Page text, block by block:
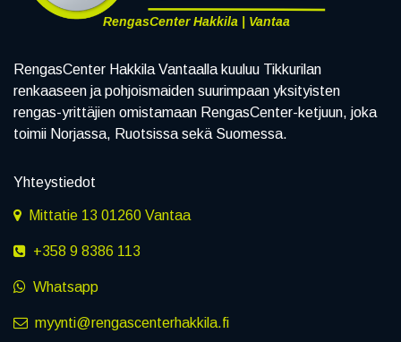
RengasCenter Hakkila | Vantaa
RengasCenter Hakkila Vantaalla kuuluu Tikkurilan
renkaaseen ja pohjoismaiden suurimpaan yksityisten
rengas-yrittäjien omistamaan RengasCenter-ketjuun, joka
toimii Norjassa, Ruotsissa sekä Suomessa.
Yhteystiedot
Mittatie 13 01260 Vantaa
+358 9 8386 113
Whatsapp
myynti@rengascenterhakkila.fi